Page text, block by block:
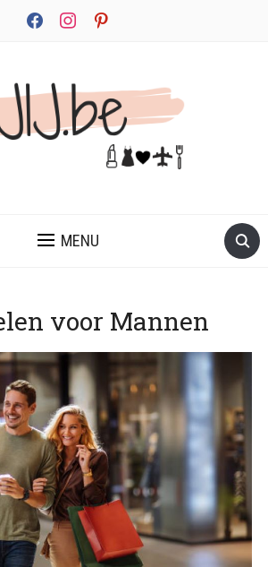
facebookinstagrampinterest
MENU
voor Mannen